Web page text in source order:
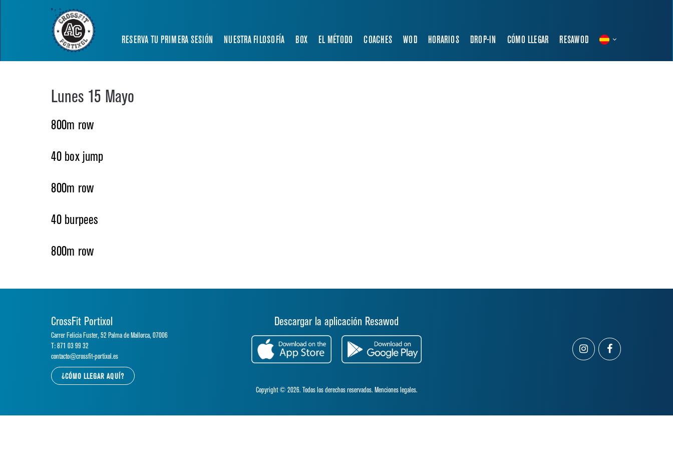
RESERVA TU PRIMERA SESIÓN NUESTRA FILOSOFÍA BOX EL MÉTODO COACHES WOD HORARIOS DROP-IN CÓMO LLEGAR RESAWOD
Lunes 15 Mayo
800m row
40 box jump
800m row
40 burpees
800m row
CrossFit Portixol
Carrer Felicia Fuster, 52 Palma de Mallorca, 07006
T: 871 03 99 32
contacto@crossfit-portixol.es
¿CÓMO LLEGAR AQUÍ?
Descargar la aplicación Resawod
Copyright © 2026. Todos los derechos reservados. Menciones legales.